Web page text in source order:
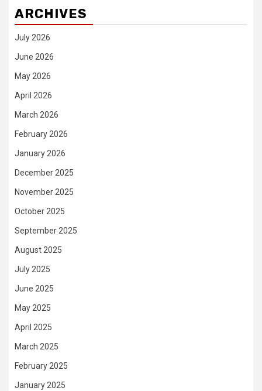
ARCHIVES
July 2026
June 2026
May 2026
April 2026
March 2026
February 2026
January 2026
December 2025
November 2025
October 2025
September 2025
August 2025
July 2025
June 2025
May 2025
April 2025
March 2025
February 2025
January 2025